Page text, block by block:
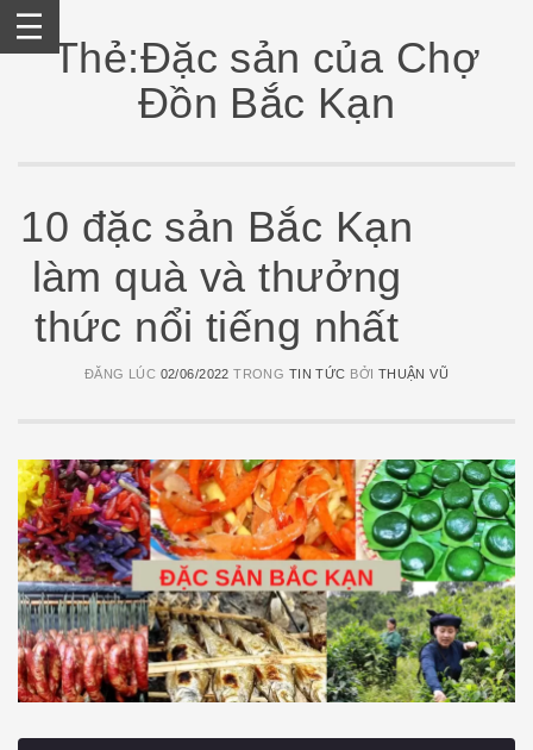
Skip
Thẻ:Đặc sản của Chợ
Đồn Bắc Kạn
10 đặc sản Bắc Kạn
làm quà và thưởng
thức nổi tiếng nhất
ĐĂNG LÚC 02/06/2022 TRONG TIN TỨC BỞI THUẬN VŨ